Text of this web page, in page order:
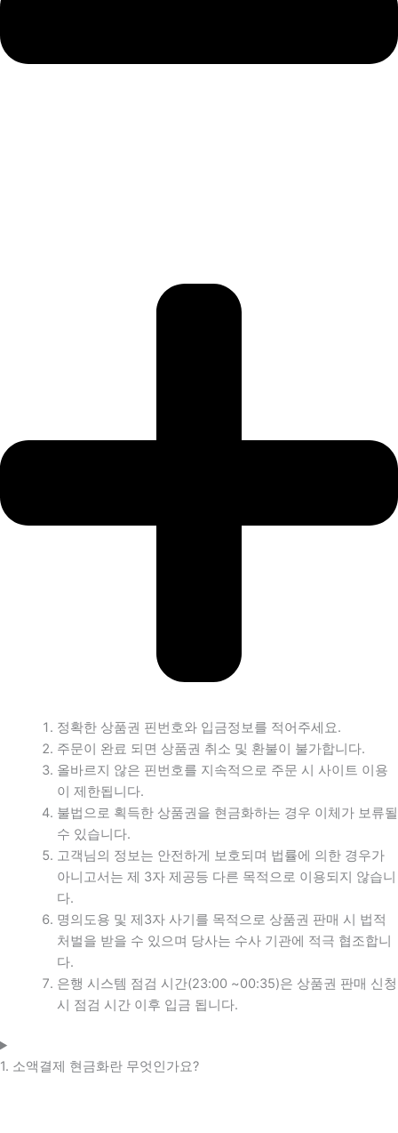
정확한 상품권 핀번호와 입금정보를 적어주세요.
주문이 완료 되면 상품권 취소 및 환불이 불가합니다.
올바르지 않은 핀번호를 지속적으로 주문 시 사이트 이용
이 제한됩니다.
불법으로 획득한 상품권을 현금화하는 경우 이체가 보류될
수 있습니다.
고객님의 정보는 안전하게 보호되며 법률에 의한 경우가
아니고서는 제 3자 제공등 다른 목적으로 이용되지 않습니
다.
명의도용 및 제3자 사기를 목적으로 상품권 판매 시 법적
처벌을 받을 수 있으며 당사는 수사 기관에 적극 협조합니
다.
은행 시스템 점검 시간(23:00 ~00:35)은 상품권 판매 신청
시 점검 시간 이후 입금 됩니다.
1. 소액결제 현금화란 무엇인가요?